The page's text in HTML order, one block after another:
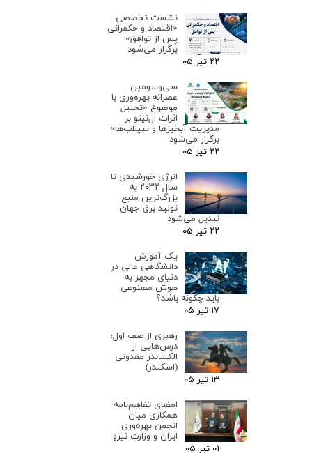
نشست تخصصی
«اقتصاد و حکمرانی
پس از توافق»
برگزار می‌شود
۲۲ تیر ۰۵
سی‌وسومین
عصرانه بهره‌وری با
موضوع «تحلیل
اثرات ال‌نینو بر
مدیریت آبخیزها و سیلاب‌ها»
برگزار می‌شود
۲۲ تیر ۰۵
انرژی خورشیدی تا
سال ۲۰۳۲ به
بزرگ‌ترین منبع
تولید برق جهان
تبدیل می‌شود
۲۲ تیر ۰۵
یک آموزش
دانشگاهی عالی در
دنیای مجهز به
هوش مصنوعی
باید چگونه باشد؟
۱۷ تیر ۰۵
رهبری از صف اول؛
درس‌هایی از
الکساندر مقدونی
(اسکندر)
۱۳ تیر ۰۵
امضای تفاهم‌نامه
همکاری میان
انجمن بهره‌وری
ایران و وزارت نیرو
۰۱ تیر ۰۵